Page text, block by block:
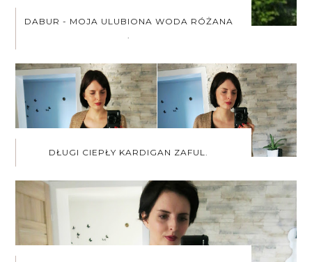
DABUR - MOJA ULUBIONA WODA RÓŻANA
DŁUGI CIEPŁY KARDIGAN ZAFUL.